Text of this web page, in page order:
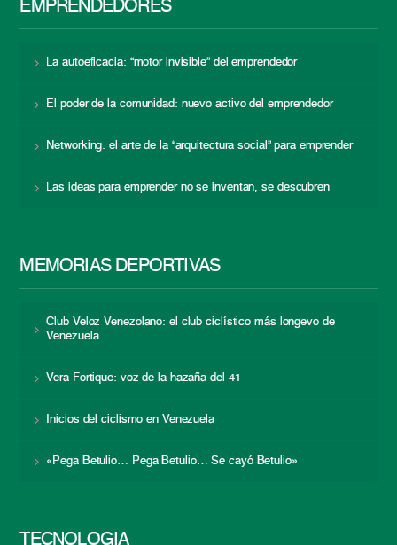
EMPRENDEDORES
La autoeficacia: “motor invisible” del emprendedor
El poder de la comunidad: nuevo activo del emprendedor
Networking: el arte de la “arquitectura social” para emprender
Las ideas para emprender no se inventan, se descubren
MEMORIAS DEPORTIVAS
Club Veloz Venezolano: el club ciclístico más longevo de
Venezuela
Vera Fortique: voz de la hazaña del 41
Inicios del ciclismo en Venezuela
«Pega Betulio… Pega Betulio… Se cayó Betulio»
TECNOLOGÍA